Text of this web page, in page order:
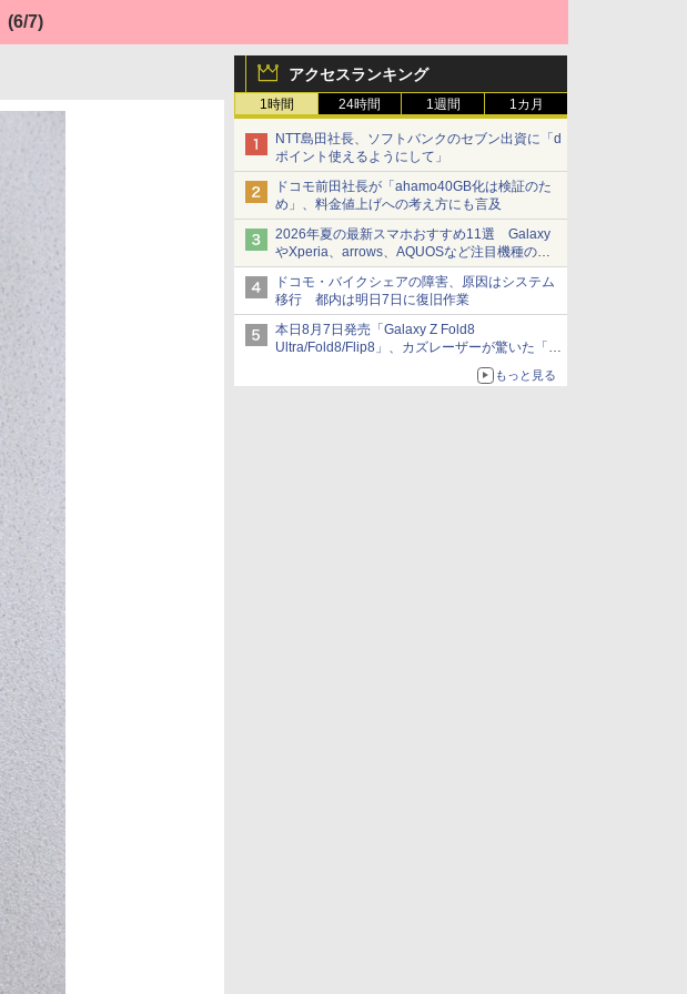
(6/7)
アクセスランキング
1時間 24時間 1週間 1カ月
NTT島田社長、ソフトバンクのセブン出資に「d
ポイント使えるようにして」
ドコモ前田社長が「ahamo40GB化は検証のた
め」、料金値上げへの考え方にも言及
2026年夏の最新スマホおすすめ11選 Galaxy
やXperia、arrows、AQUOSなど注目機種の特
徴は
ドコモ・バイクシェアの障害、原因はシステム
移行 都内は明日7日に復旧作業
本日8月7日発売「Galaxy Z Fold8
Ultra/Fold8/Flip8」、カズレーザーが驚いた「そ
もっと見る